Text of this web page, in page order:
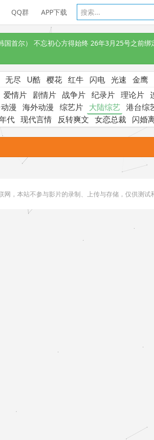
QQ群 APP下载
国首尔） 不忘初心方得始终 26年3月25号之前
无尽 U酷 樱花 红牛 闪电 光速 金鹰
爱情片 剧情片 战争片 纪录片 理论片
漫 海外动漫 综艺片 大陆综艺 港台综
代 现代言情 反转爽文 女恋总裁 闪婚
网，本站不参与影片的录制、上传与存储，仅供测试